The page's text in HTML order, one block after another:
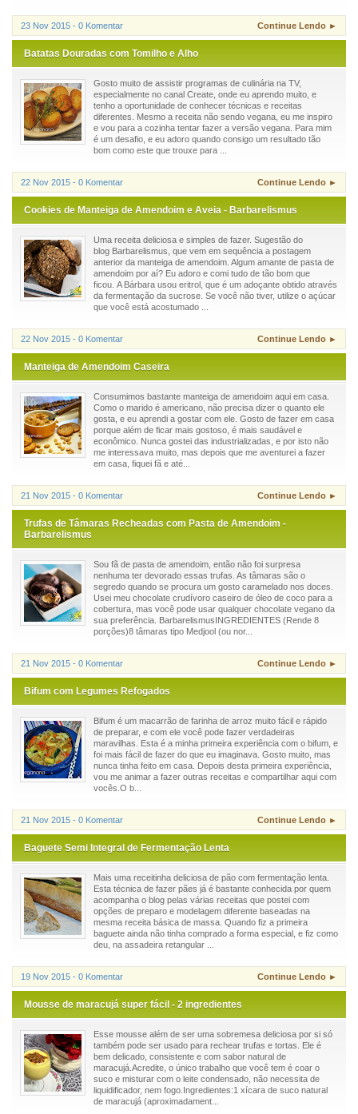
23 Nov 2015 - 0 Komentar Continue Lendo ►
Batatas Douradas com Tomilho e Alho
Gosto muito de assistir programas de culinária na TV,
especialmente no canal Create, onde eu aprendo muito, e
tenho a oportunidade de conhecer técnicas e receitas
diferentes. Mesmo a receita não sendo vegana, eu me inspiro
e vou para a cozinha tentar fazer a versão vegana. Para mim
é um desafio, e eu adoro quando consigo um resultado tão
bom como este que trouxe para ...
22 Nov 2015 - 0 Komentar Continue Lendo ►
Cookies de Manteiga de Amendoim e Aveia - Barbarelismus
Uma receita deliciosa e simples de fazer. Sugestão do
blog Barbarelismus, que vem em sequência a postagem
anterior da manteiga de amendoim. Algum amante de pasta de
amendoim por aí? Eu adoro e comi tudo de tão bom que
ficou. A Bárbara usou eritrol, que é um adoçante obtido através
da fermentação da sucrose. Se você não tiver, utilize o açúcar
que você está acostumado ...
22 Nov 2015 - 0 Komentar Continue Lendo ►
Manteiga de Amendoim Caseira
Consumimos bastante manteiga de amendoim aqui em casa.
Como o marido é americano, não precisa dizer o quanto ele
gosta, e eu aprendi a gostar com ele. Gosto de fazer em casa
porque além de ficar mais gostoso, é mais saudável e
econômico. Nunca gostei das industrializadas, e por isto não
me interessava muito, mas depois que me aventurei a fazer
em casa, fiquei fã e até...
21 Nov 2015 - 0 Komentar Continue Lendo ►
Trufas de Tâmaras Recheadas com Pasta de Amendoim -
Barbarelismus
Sou fã de pasta de amendoim, então não foi surpresa
nenhuma ter devorado essas trufas. As tâmaras são o
segredo quando se procura um gosto caramelado nos doces.
Usei meu chocolate crudívoro caseiro de óleo de coco para a
cobertura, mas você pode usar qualquer chocolate vegano da
sua preferência. BarbarelismusINGREDIENTES (Rende 8
porções)8 tâmaras tipo Medjool (ou nor...
21 Nov 2015 - 0 Komentar Continue Lendo ►
Bifum com Legumes Refogados
Bifum é um macarrão de farinha de arroz muito fácil e rápido
de preparar, e com ele você pode fazer verdadeiras
maravilhas. Esta é a minha primeira experiência com o bifum, e
foi mais fácil de fazer do que eu imaginava. Gosto muito, mas
nunca tinha feito em casa. Depois desta primeira experiência,
vou me animar a fazer outras receitas e compartilhar aqui com
vocês.O b...
21 Nov 2015 - 0 Komentar Continue Lendo ►
Baguete Semi Integral de Fermentação Lenta
Mais uma receitinha deliciosa de pão com fermentação lenta.
Esta técnica de fazer pães já é bastante conhecida por quem
acompanha o blog pelas várias receitas que postei com
opções de preparo e modelagem diferente baseadas na
mesma receita básica de massa. Quando fiz a primeira
baguete ainda não tinha comprado a forma especial, e fiz como
deu, na assadeira retangular ...
19 Nov 2015 - 0 Komentar Continue Lendo ►
Mousse de maracujá super fácil - 2 ingredientes
Esse mousse além de ser uma sobremesa deliciosa por si só
também pode ser usado para rechear trufas e tortas. Ele é
bem delicado, consistente e com sabor natural de
maracujá.Acredite, o único trabalho que você tem é coar o
suco e misturar com o leite condensado, não necessita de
liquidificador, nem fogo.Ingredientes:1 xícara de suco natural
de maracujá (aproximadament...